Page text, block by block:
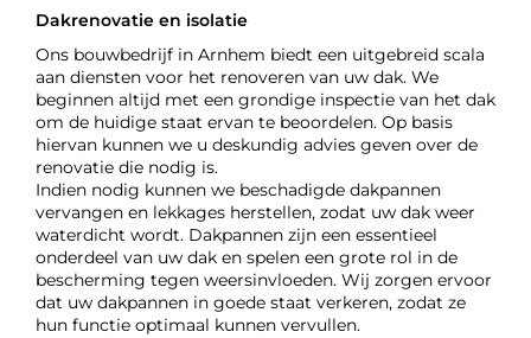
Dakrenovatie en isolatie
Ons bouwbedrijf in Arnhem biedt een uitgebreid scala
aan diensten voor het renoveren van uw dak. We
beginnen altijd met een grondige inspectie van het dak
om de huidige staat ervan te beoordelen. Op basis
hiervan kunnen we u deskundig advies geven over de
renovatie die nodig is.
Indien nodig kunnen we beschadigde dakpannen
vervangen en lekkages herstellen, zodat uw dak weer
waterdicht wordt. Dakpannen zijn een essentieel
onderdeel van uw dak en spelen een grote rol in de
bescherming tegen weersinvloeden. Wij zorgen ervoor
dat uw dakpannen in goede staat verkeren, zodat ze
hun functie optimaal kunnen vervullen.